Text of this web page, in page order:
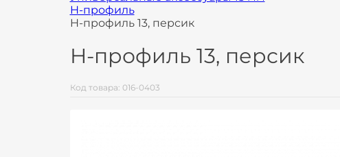
H-профиль
H-профиль 13, персик
H-профиль 13, персик
Код товара: 016-0403